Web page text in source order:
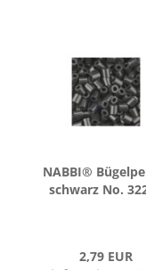
NABBI®
schwarz No.
2,79 EUR